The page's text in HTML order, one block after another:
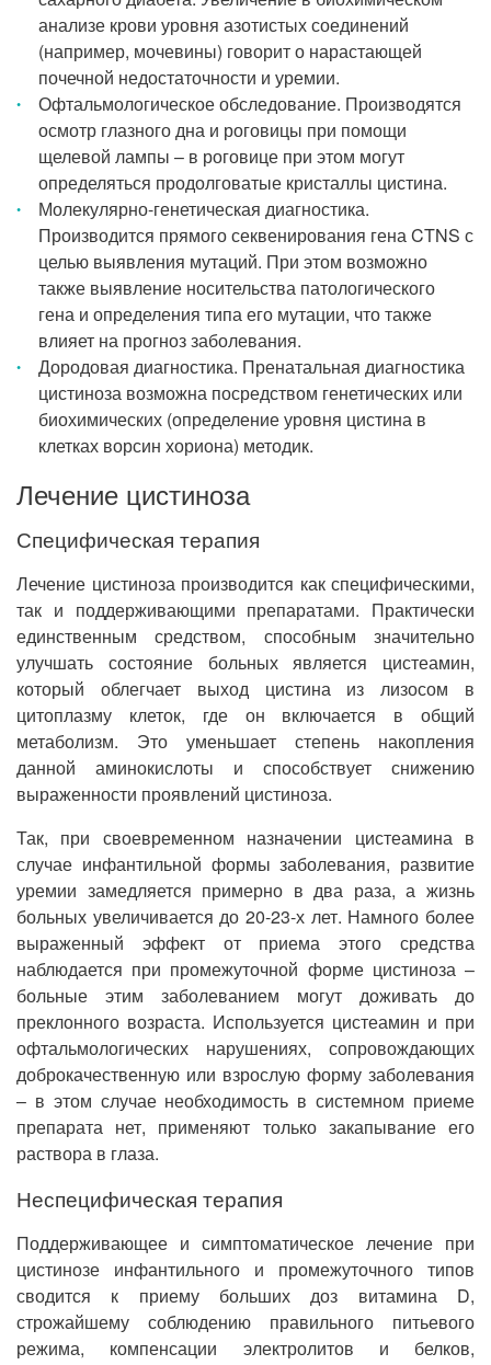
анализе крови уровня азотистых соединений
(например, мочевины) говорит о нарастающей
почечной недостаточности и уремии.
Офтальмологическое обследование. Производятся
осмотр глазного дна и роговицы при помощи
щелевой лампы – в роговице при этом могут
определяться продолговатые кристаллы цистина.
Молекулярно-генетическая диагностика.
Производится прямого секвенирования гена CTNS с
целью выявления мутаций. При этом возможно
также выявление носительства патологического
гена и определения типа его мутации, что также
влияет на прогноз заболевания.
Дородовая диагностика. Пренатальная диагностика
цистиноза возможна посредством генетических или
биохимических (определение уровня цистина в
клетках ворсин хориона) методик.
Лечение цистиноза
Специфическая терапия
Лечение цистиноза производится как специфическими,
так и поддерживающими препаратами. Практически
единственным средством, способным значительно
улучшать состояние больных является цистеамин,
который облегчает выход цистина из лизосом в
цитоплазму клеток, где он включается в общий
метаболизм. Это уменьшает степень накопления
данной аминокислоты и способствует снижению
выраженности проявлений цистиноза.
Так, при своевременном назначении цистеамина в
случае инфантильной формы заболевания, развитие
уремии замедляется примерно в два раза, а жизнь
больных увеличивается до 20-23-х лет. Намного более
выраженный эффект от приема этого средства
наблюдается при промежуточной форме цистиноза –
больные этим заболеванием могут доживать до
преклонного возраста. Используется цистеамин и при
офтальмологических нарушениях, сопровождающих
доброкачественную или взрослую форму заболевания
– в этом случае необходимость в системном приеме
препарата нет, применяют только закапывание его
раствора в глаза.
Неспецифическая терапия
Поддерживающее и симптоматическое лечение при
цистинозе инфантильного и промежуточного типов
сводится к приему больших доз витамина D,
строжайшему соблюдению правильного питьевого
режима, компенсации электролитов и белков,